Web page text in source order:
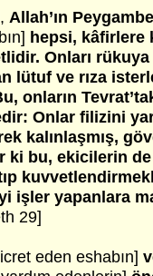
Allah’ın
hepsi, kâfirlere
Onları
lütuf ve rıza
onların
Onlar filizini
kalınlaşmış,
ki bu, ekicilerin
işler yapanlara
29]
eden eshabın]